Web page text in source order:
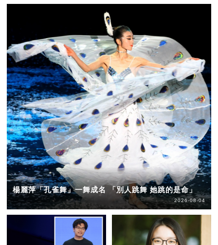
楊麗萍「孔雀舞」一舞成名 「別人跳舞 她跳的是命」
2026-08-04